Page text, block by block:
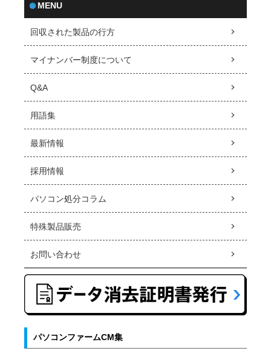
MENU
回収された製品の行方
マイナンバー制度について
Q&A
用語集
最新情報
採用情報
パソコン処分コラム
特殊製品販売
お問い合わせ
パソコンファームCM集